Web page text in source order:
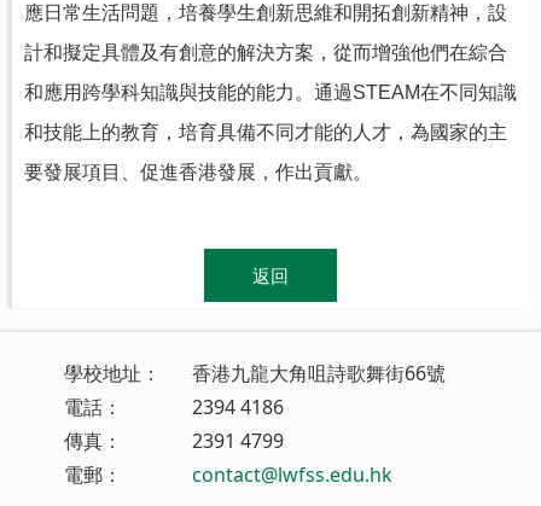
應日常生活問題，培養學生創新思維和開拓創新精神，設
計和擬定具體及有創意的解決方案，從而增強他們在綜合
和應用跨學科知識與技能的能力。通過STEAM在不同知識
和技能上的教育，培育具備不同才能的人才，為國家的主
要發展項目、促進香港發展，作出貢獻。
返回
學校地址：
香港九龍大角咀詩歌舞街66號
電話：
2394 4186
傳真：
2391 4799
電郵：
contact@lwfss.edu.hk